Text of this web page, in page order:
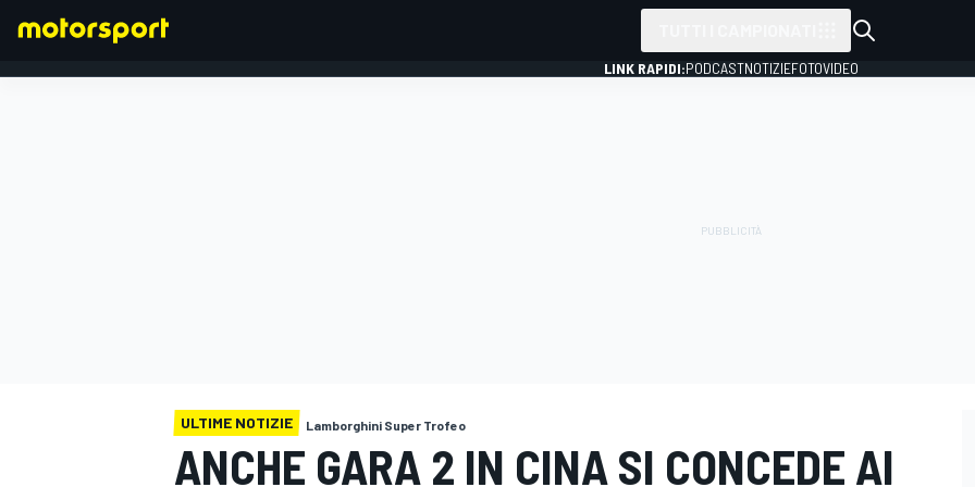
LINK RAPIDI:PODCASTNOTIZIEFOTOVIDEO
ULTIME NOTIZIE Lamborghini Super Trofeo
ANCHE GARA 2 IN CINA SI CONCEDE AI